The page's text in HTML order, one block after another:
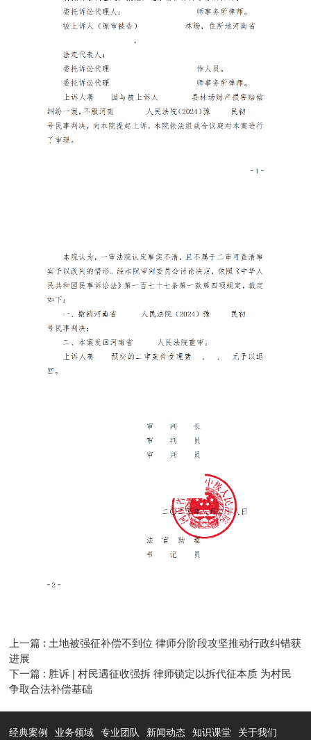
上一篇 : 土地被强征补偿不到位 律师分阶段攻坚推动行政纠错获
进展
下一篇 : 胜诉 | 村民遇征收强拆 律师锁定以拆代征本质 为村民
争取合法补偿基础
经典案例 业务领域 专业团队 新闻动态 知识课堂 关于我们